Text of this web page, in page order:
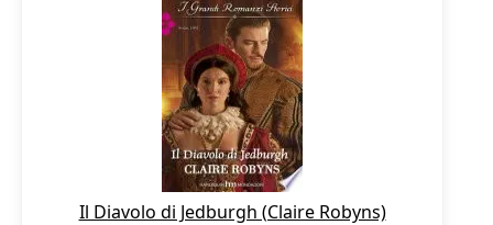
Il Diavolo di Jedburgh (Claire Robyns)